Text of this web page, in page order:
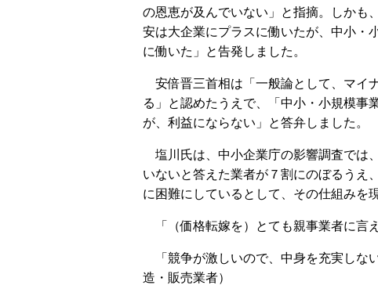
の恩恵が及んでいない」と指摘。しかも
安は大企業にプラスに働いたが、中小・
に働いた」と告発しました。
安倍晋三首相は「一般論として、マイ
る」と認めたうえで、「中小・小規模事
が、利益にならない」と答弁しました。
塩川氏は、中小企業庁の影響調査では
いないと答えた業者が７割にのぼるうえ
に困難にしているとして、その仕組みを
「（価格転嫁を）とても親事業者に言
「競争が激しいので、中身を充実しな
造・販売業者）